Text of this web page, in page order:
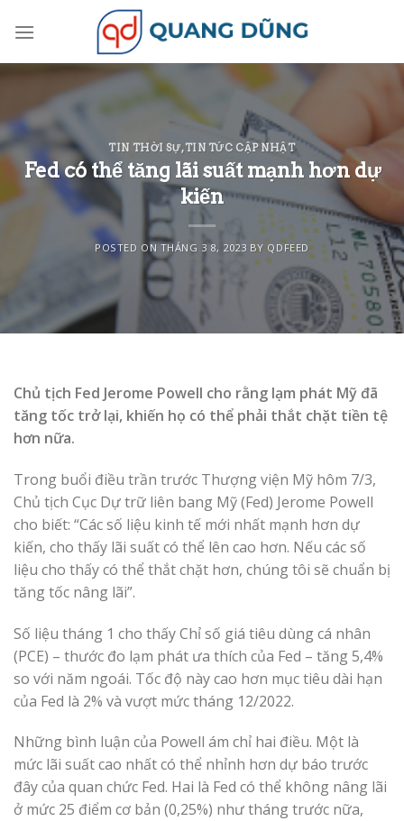
TIN THỜI SỰ,TIN TỨC CẬP NHẬT
Fed có thể tăng lãi suất mạnh hơn dự
kiến
POSTED ONTHÁNG 3 8, 2023 BYQDFEED
Chủ tịch Fed Jerome Powell cho rằng lạm phát Mỹ đã
tăng tốc trở lại, khiến họ có thể phải thắt chặt tiền tệ
hơn nữa.
Trong buổi điều trần trước Thượng viện Mỹ hôm 7/3,
Chủ tịch Cục Dự trữ liên bang Mỹ (Fed) Jerome Powell
cho biết: “Các số liệu kinh tế mới nhất mạnh hơn dự
kiến, cho thấy lãi suất có thể lên cao hơn. Nếu các số
liệu cho thấy có thể thắt chặt hơn, chúng tôi sẽ chuẩn bị
tăng tốc nâng lãi”.
Số liệu tháng 1 cho thấy Chỉ số giá tiêu dùng cá nhân
(PCE) – thước đo lạm phát ưa thích của Fed – tăng 5,4%
so với năm ngoái. Tốc độ này cao hơn mục tiêu dài hạn
của Fed là 2% và vượt mức tháng 12/2022.
Những bình luận của Powell ám chỉ hai điều. Một là
mức lãi suất cao nhất có thể nhỉnh hơn dự báo trước
đây của quan chức Fed. Hai là Fed có thể không nâng lãi
ở mức 25 điểm cơ bản (0,25%) như tháng trước nữa,